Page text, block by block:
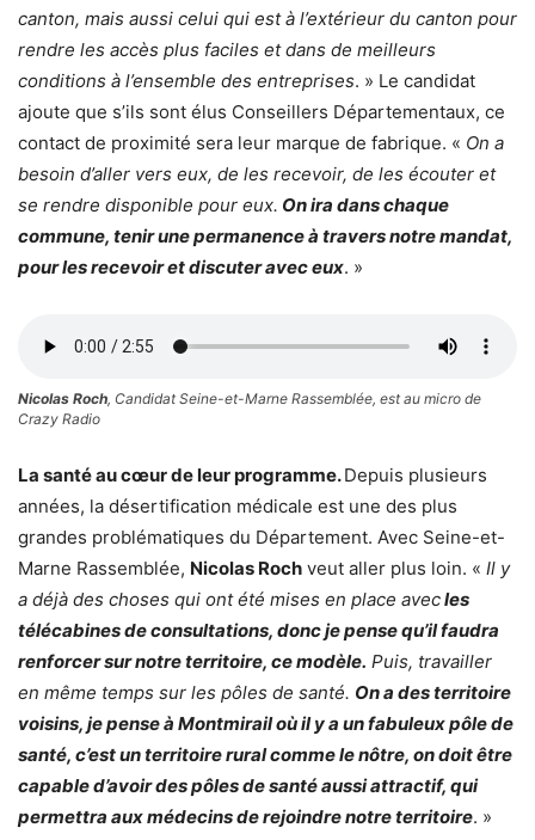
canton, mais aussi celui qui est à l’extérieur du canton pour
rendre les accès plus faciles et dans de meilleurs
conditions à l’ensemble des entreprises. » Le candidat
ajoute que s’ils sont élus Conseillers Départementaux, ce
contact de proximité sera leur marque de fabrique. « On a
besoin d’aller vers eux, de les recevoir, de les écouter et
se rendre disponible pour eux. On ira dans chaque
commune, tenir une permanence à travers notre mandat,
pour les recevoir et discuter avec eux. »
Nicolas Roch, Candidat Seine-et-Marne Rassemblée, est au micro de
Crazy Radio
La santé au cœur de leur programme.Depuis plusieurs
années, la désertification médicale est une des plus
grandes problématiques du Département. Avec Seine-et-
Marne Rassemblée, Nicolas Roch veut aller plus loin. « Il y
a déjà des choses qui ont été mises en place avecles
télécabines de consultations, donc je pense qu’il faudra
renforcer sur notre territoire, ce modèle. Puis, travailler
en même temps sur les pôles de santé. On a des territoire
voisins, je pense à Montmirail où il y a un fabuleux pôle de
santé, c’est un territoire rural comme le nôtre, on doit être
capable d’avoir des pôles de santé aussi attractif, qui
permettra aux médecins de rejoindre notre territoire. »